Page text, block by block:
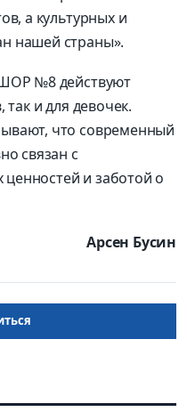
а культурных и
нашей страны».
№8 действуют
так и для девочек.
что современный
связан с
и заботой о
Арсен Бусин